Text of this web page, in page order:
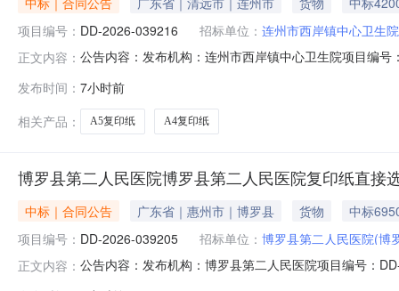
项目编号： DD-2026-039216 招标单位： 连州市西岸镇中心卫生
正文内容： 公告内容：发布机构：连州市西岸镇中心卫生院项目编
系方式：0763-3178522供应商(乙方)：连州市天一数码
发布时间： 7小时前
相关产品：
A5复印纸 A4复印纸
博罗县第二人民医院博罗县第二人民医院复印纸直接
中标｜合同公告 广东省｜惠州市｜博罗县 货物
中标
项目编号： DD-2026-039205 招标单位： 博罗县第二人民医院(博
正文内容： 公告内容：发布机构：博罗县第二人民医院项目编号：